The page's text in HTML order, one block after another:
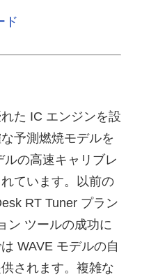
ド
た IC エンジンを設
予測燃焼モデルを
の高速キャリブレ
ています。以前の
RT Tuner プラン
ン ツールの成功に
WAVE モデルの自
されます。複雑な